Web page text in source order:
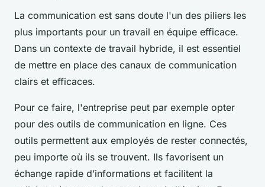
La communication est sans doute l'un des piliers les
plus importants pour un travail en équipe efficace.
Dans un contexte de travail hybride, il est essentiel
de mettre en place des canaux de communication
clairs et efficaces.
Pour ce faire, l'entreprise peut par exemple opter
pour des outils de communication en ligne. Ces
outils permettent aux employés de rester connectés,
peu importe où ils se trouvent. Ils favorisent un
échange rapide d’informations et facilitent la